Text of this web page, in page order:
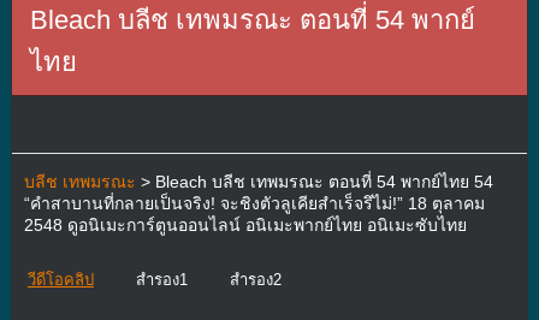
Bleach บลีช เทพมรณะ ตอนที่ 54 พากย์
ไทย
บลีช เทพมรณะ > Bleach บลีช เทพมรณะ ตอนที่ 54 พากย์ไทย 54
“คำสาบานที่กลายเป็นจริง! จะชิงตัวลูเคียสำเร็จรึไม่!” 18 ตุลาคม
2548 ดูอนิเมะการ์ตูนออนไลน์ อนิเมะพากย์ไทย อนิเมะซับไทย
วีดีโอคลิป สำรอง1 สำรอง2